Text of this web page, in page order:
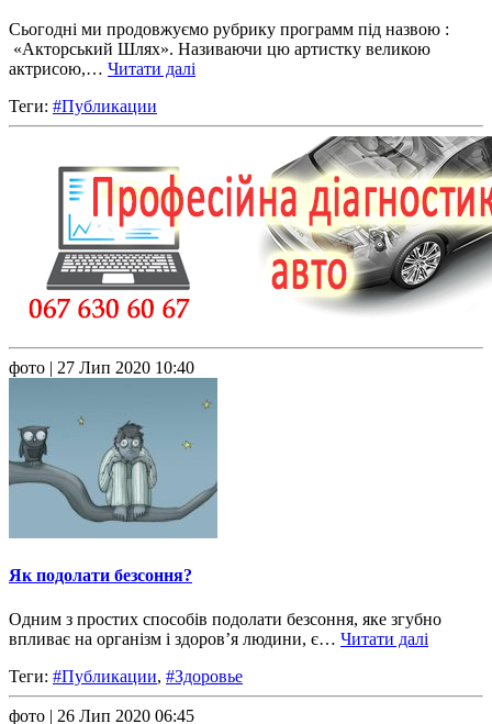
Сьогодні ми продовжуємо рубрику программ під назвою :
«Акторський Шлях». Називаючи цю артистку великою
актрисою,… Читати далі
Теги: #Публикации
фото | 27 Лип 2020 10:40
Як подолати безсоння?
Одним з простих способів подолати безсоння, яке згубно
впливає на організм і здоров’я людини, є… Читати далі
Теги: #Публикации, #Здоровье
фото | 26 Лип 2020 06:45